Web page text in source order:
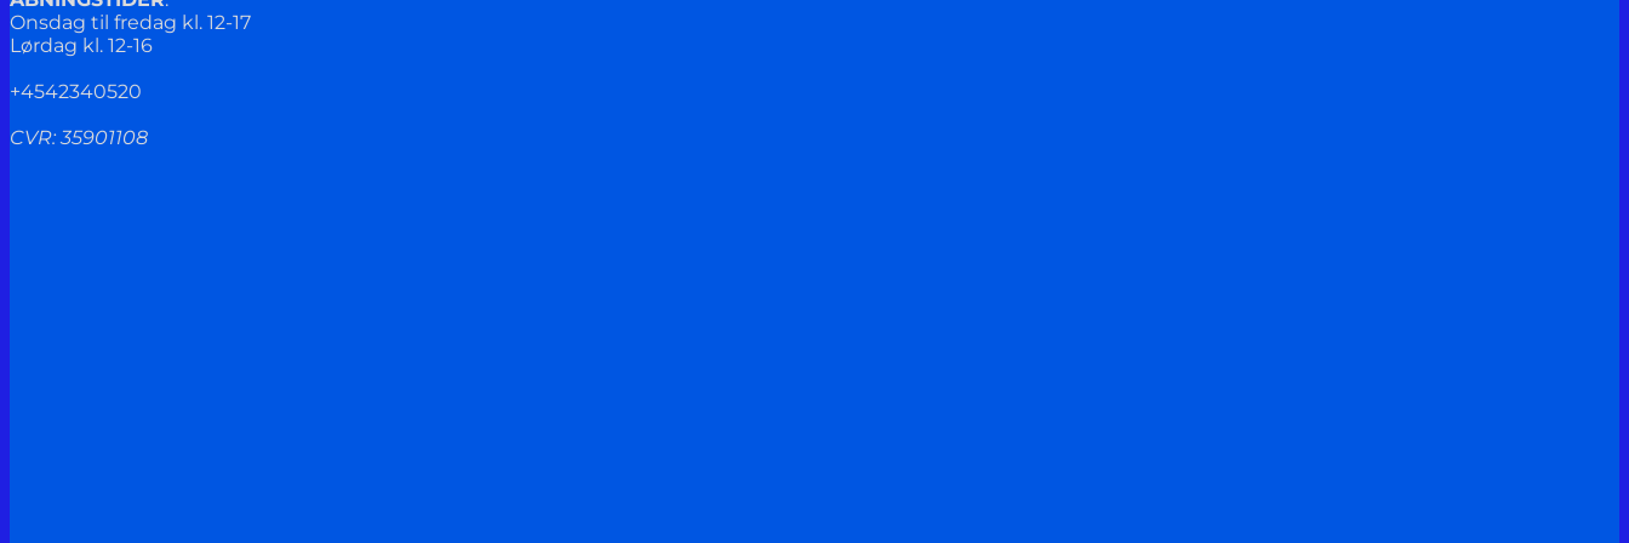
Onsdag til fredag kl. 12-17
Lørdag kl. 12-16
+4542340520
CVR: 35901108